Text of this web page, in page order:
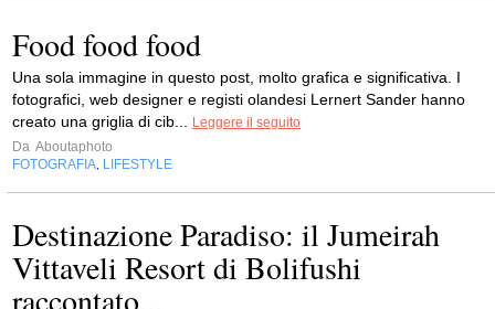
Food food food
Una sola immagine in questo post, molto grafica e significativa. I
fotografici, web designer e registi olandesi Lernert Sander hanno
creato una griglia di cib...
Leggere il seguito
Da Aboutaphoto
FOTOGRAFIA LIFESTYLE
Destinazione Paradiso: il Jumeirah
Vittaveli Resort di Bolifushi
raccontato...